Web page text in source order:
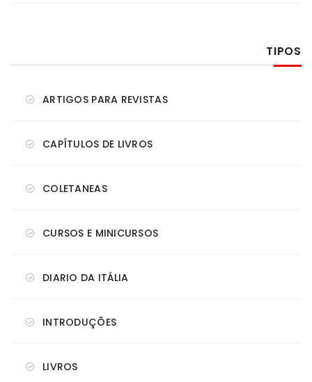
TIPOS
ARTIGOS PARA REVISTAS
CAPÍTULOS DE LIVROS
COLETANEAS
CURSOS E MINICURSOS
DIARIO DA ITÁLIA
INTRODUÇÕES
LIVROS